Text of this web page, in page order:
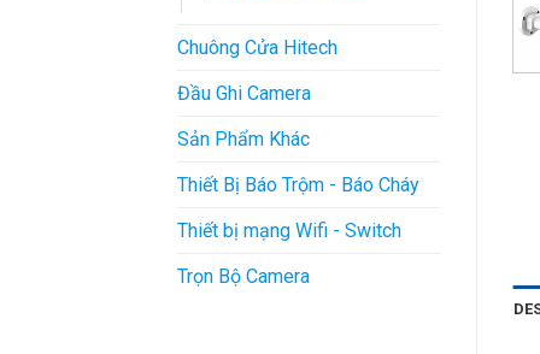
Chuông Cửa Hitech
Đầu Ghi Camera
Sản Phẩm Khác
Thiết Bị Báo Trộm - Báo Cháy
Thiết bị mạng Wifi - Switch
Trọn Bộ Camera